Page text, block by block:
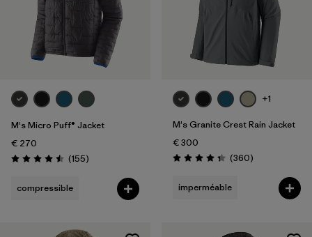
M's Micro Puff® Jacket
€ 270
Évaluation: 4.5 / 5
(155Avis
)
compressible
+1
M's Granite Crest Rain Jacket
€ 300
Évaluation: 4.4 / 5
(360Avis
)
imperméable